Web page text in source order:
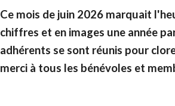
Ce mois de juin 2026 marquait
chiffres et en images une année
adhérents se sont réunis pour
merci à tous les bénévoles et